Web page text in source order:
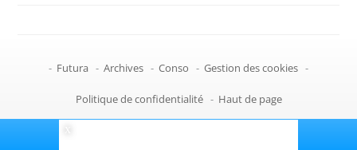
- Futura - Archives - Conso - Gestion des cookies -
Politique de confidentialité - Haut de page